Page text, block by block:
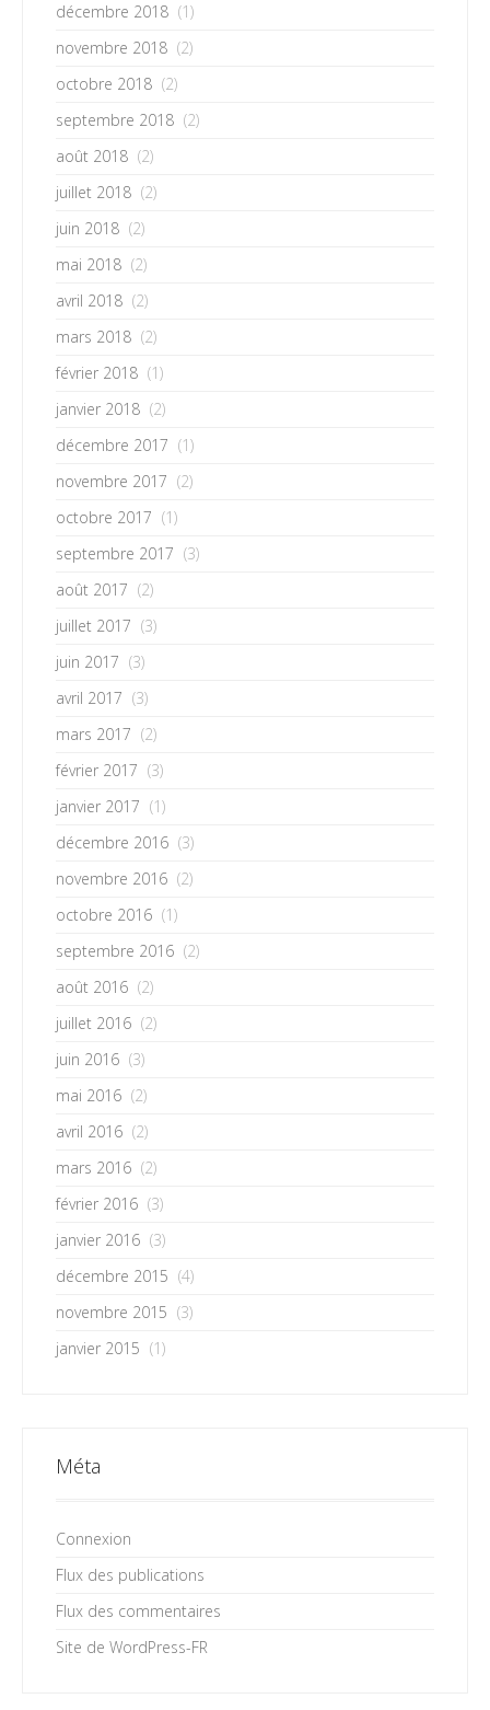
décembre 2018 (1)
novembre 2018 (2)
octobre 2018 (2)
septembre 2018 (2)
août 2018 (2)
juillet 2018 (2)
juin 2018 (2)
mai 2018 (2)
avril 2018 (2)
mars 2018 (2)
février 2018 (1)
janvier 2018 (2)
décembre 2017 (1)
novembre 2017 (2)
octobre 2017 (1)
septembre 2017 (3)
août 2017 (2)
juillet 2017 (3)
juin 2017 (3)
avril 2017 (3)
mars 2017 (2)
février 2017 (3)
janvier 2017 (1)
décembre 2016 (3)
novembre 2016 (2)
octobre 2016 (1)
septembre 2016 (2)
août 2016 (2)
juillet 2016 (2)
juin 2016 (3)
mai 2016 (2)
avril 2016 (2)
mars 2016 (2)
février 2016 (3)
janvier 2016 (3)
décembre 2015 (4)
novembre 2015 (3)
janvier 2015 (1)
Méta
Connexion
Flux des publications
Flux des commentaires
Site de WordPress-FR